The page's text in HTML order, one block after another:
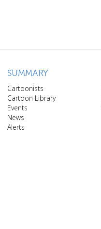
SUMMARY
Cartoonists
Cartoon Library
Events
News
Alerts